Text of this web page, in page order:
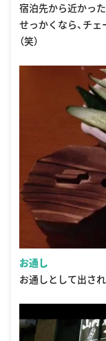
宿泊先から近かっ
せっかくなら、チ
（笑）
お通し
お通しとして出され